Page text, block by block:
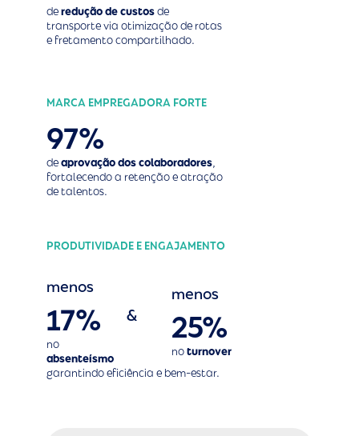
de redução de custos de
transporte via otimização de rotas
e fretamento compartilhado.
MARCA EMPREGADORA FORTE
97%
de aprovação dos colaboradores,
fortalecendo a retenção e atração
de talentos.
PRODUTIVIDADE E ENGAJAMENTO
menos
17%
no
absenteísmo
&
menos
25%
no turnover
garantindo eficiência e bem-estar.